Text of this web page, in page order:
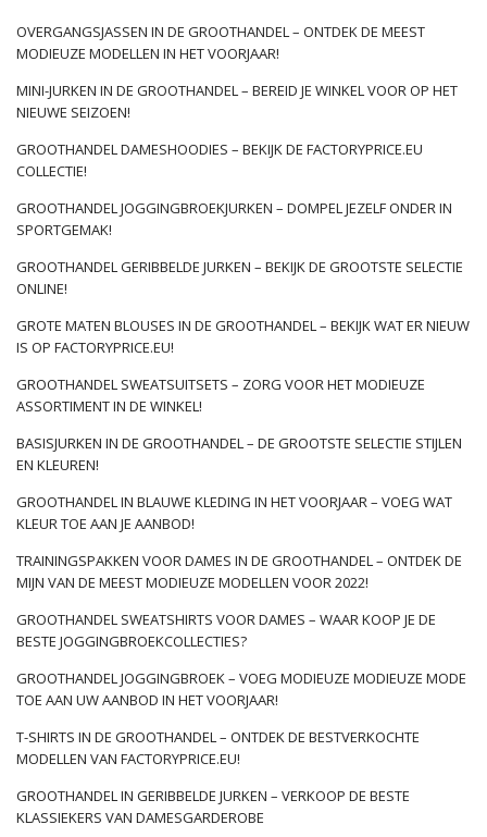
alles tot leven komt.Bloemen jurkHet kan worden versierd
met één soort bloemen, meerdere of met andere
voorjaar zetten we meestal modellen jurken in felle kleuren
aan – wit, beige en pasteltinten: blauw, abrikoos of
poederroze. We zijn het meest bereid om te wedden op
jurken gemaakt van lichte, luchtige materialen. De populariteit
OVERGANGSJASSEN IN DE GROOTHANDEL – ONTDEK DE MEEST
MODIEUZE MODELLEN IN HET VOORJAAR!
MINI-JURKEN IN DE GROOTHANDEL – BEREID JE WINKEL VOOR OP HET
NIEUWE SEIZOEN!
GROOTHANDEL DAMESHOODIES – BEKIJK DE FACTORYPRICE.EU
COLLECTIE!
GROOTHANDEL JOGGINGBROEKJURKEN – DOMPEL JEZELF ONDER IN
SPORTGEMAK!
GROOTHANDEL GERIBBELDE JURKEN – BEKIJK DE GROOTSTE SELECTIE
ONLINE!
GROTE MATEN BLOUSES IN DE GROOTHANDEL – BEKIJK WAT ER NIEUW
IS OP FACTORYPRICE.EU!
GROOTHANDEL SWEATSUITSETS – ZORG VOOR HET MODIEUZE
ASSORTIMENT IN DE WINKEL!
BASISJURKEN IN DE GROOTHANDEL – DE GROOTSTE SELECTIE STIJLEN
EN KLEUREN!
GROOTHANDEL IN BLAUWE KLEDING IN HET VOORJAAR – VOEG WAT
KLEUR TOE AAN JE AANBOD!
TRAININGSPAKKEN VOOR DAMES IN DE GROOTHANDEL – ONTDEK DE
MIJN VAN DE MEEST MODIEUZE MODELLEN VOOR 2022!
GROOTHANDEL SWEATSHIRTS VOOR DAMES – WAAR KOOP JE DE
BESTE JOGGINGBROEKCOLLECTIES?
GROOTHANDEL JOGGINGBROEK – VOEG MODIEUZE MODIEUZE MODE
TOE AAN UW AANBOD IN HET VOORJAAR!
T-SHIRTS IN DE GROOTHANDEL – ONTDEK DE BESTVERKOCHTE
MODELLEN VAN FACTORYPRICE.EU!
GROOTHANDEL IN GERIBBELDE JURKEN – VERKOOP DE BESTE
KLASSIEKERS VAN DAMESGARDEROBE